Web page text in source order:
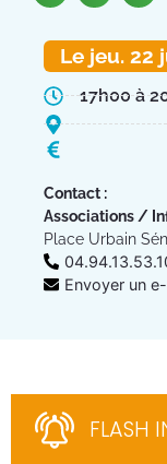
Le jeu. 22
17h00 à
Contact :
Associations /
Place Urbain
Envoyer un
FLASH